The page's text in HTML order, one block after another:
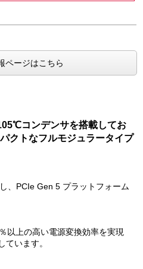
ページはこちら
コンデンサを搭載してお
クトなフルモジュラータイプ
、PCIe Gen 5 プラットフォーム
以上の高い電源変換効率を実現
ています。